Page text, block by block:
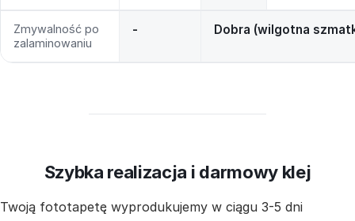
Zmywalność po
zalaminowaniu
- Dobra (wilgotna
Szybka realizacja i darmowy klej
Twoją fototapetę wyprodukujemy w ciągu 3-5 dni